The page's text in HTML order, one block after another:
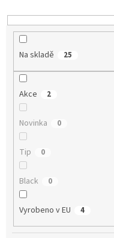
Na skladě 25
Akce 2
Novinka 0
Tip 0
Black 0
Vyrobeno v EU 4